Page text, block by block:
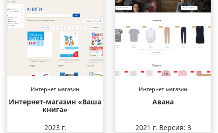
Интернет-магазин
Интернет-магазин «Ваша
книга»
2023 г.
Интернет-магазин
Авана
2021 г. Версия: 3